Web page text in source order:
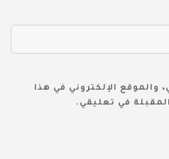
والموقع الإلكتروني في هذا
في تعليقي.